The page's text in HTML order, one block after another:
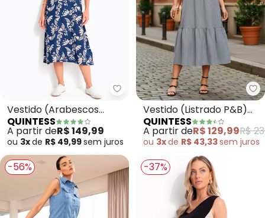
Quintess - Vestido (Arabescos
Vestido (Arabescos
Marinho) em Malha de
Viscose
QUINTESS
A partir deR$ 149,99
ou 3xde R$ 49,99sem juros
Vestido (Listrado P&B)
em Tecido Plano de
Poliéste
QUINTESS
A partir deR$ 129,99R$
ou 3xde R$ 43,33sem juros
-56% -37%